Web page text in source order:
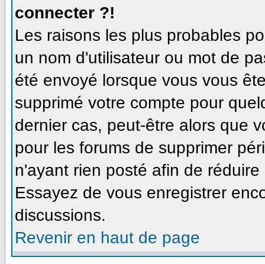
connecter ?!
Les raisons les plus probables
un nom d'utilisateur ou mot de
été envoyé lorsque vous vous
supprimé votre compte pour
dernier cas, peut-être alors que
pour les forums de supprimer
n'ayant rien posté afin de
Essayez de vous enregistrer
discussions.
Revenir en haut de page